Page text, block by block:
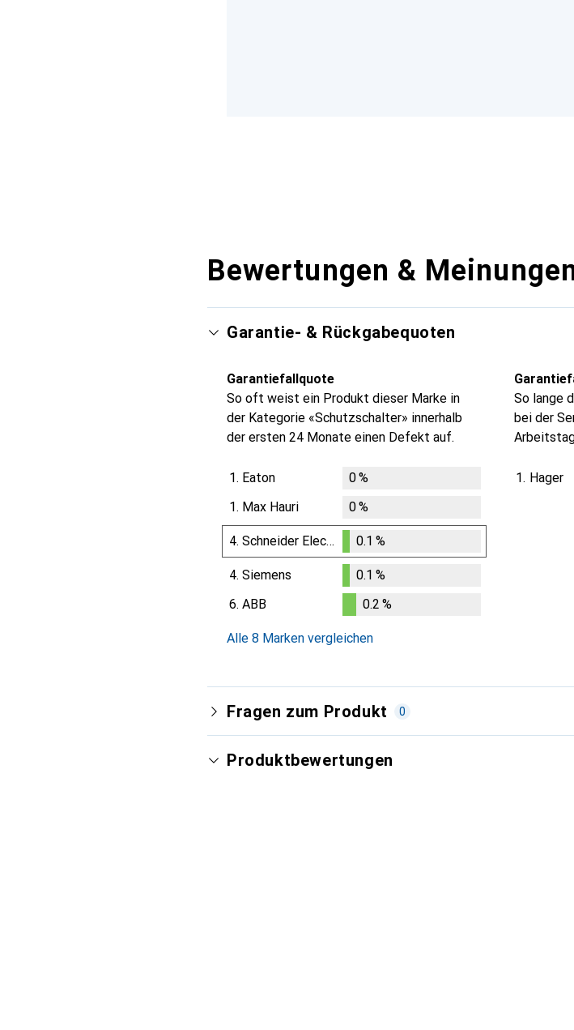
Bewertungen &
Garantie- & Rückgabequoten
Garantiefallquote
So oft weist ein Produkt dieser Marke in
der Kategorie «Schutzschalter» innerhalb
der ersten 24 Monate einen Defekt auf.
1. Eaton 0%
1. Max Hauri 0%
4.
Schneider Electric
0.1%
0.1 %
4. Siemens
%
0.1 %
6. ABB
0.2 %
So lange
bei der
1. Hager
Alle 8 Marken vergleichen
Fragen zum Produkt 0
Produktbewertungen